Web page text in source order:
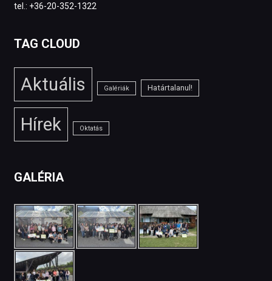
tel.: +36-20-352-1322
TAG CLOUD
Aktuális Galériák Határtalanul!
Hírek Oktatás
GALÉRIA